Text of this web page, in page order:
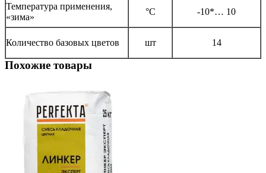
Температура применения,
«зима»
°С -10*… 10
Количество базовых цветов шт 14
Похожие товары